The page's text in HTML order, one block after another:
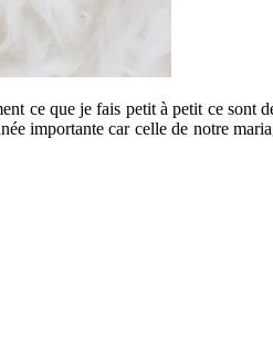
ce que je fais petit à petit ce sont
importante car celle de notre